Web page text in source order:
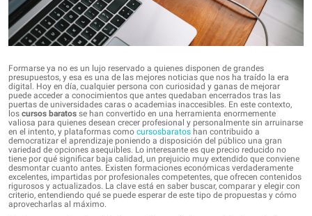
Formarse ya no es un lujo reservado a quienes disponen de grandes
presupuestos, y esa es una de las mejores noticias que nos ha traído la era
digital. Hoy en día, cualquier persona con curiosidad y ganas de mejorar
puede acceder a conocimientos que antes quedaban encerrados tras las
puertas de universidades caras o academias inaccesibles. En este contexto,
los cursos baratos se han convertido en una herramienta enormemente
valiosa para quienes desean crecer profesional y personalmente sin arruinarse
en el intento, y plataformas como cursosbaratos han contribuido a
democratizar el aprendizaje poniendo a disposición del público una gran
variedad de opciones asequibles. Lo interesante es que precio reducido no
tiene por qué significar baja calidad, un prejuicio muy extendido que conviene
desmontar cuanto antes. Existen formaciones económicas verdaderamente
excelentes, impartidas por profesionales competentes, que ofrecen contenidos
rigurosos y actualizados. La clave está en saber buscar, comparar y elegir con
criterio, entendiendo qué se puede esperar de este tipo de propuestas y cómo
aprovecharlas al máximo.